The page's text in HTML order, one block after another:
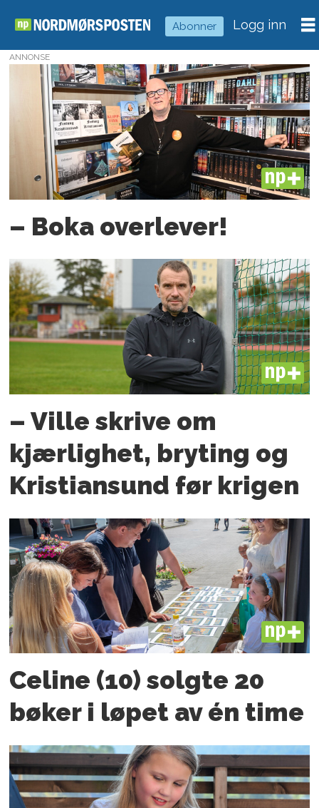
Abonner Logg inn
Tag:
forfatter
ANNONSE
PLUS
– Boka overlever!
PLUS
– Ville skrive om
kjærlighet, bryting og
Kristiansund før krigen
PLUS
Celine (10) solgte 20
bøker i løpet av én time